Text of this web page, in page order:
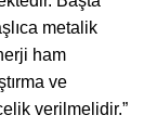
metalik
ham
ve
verilmelidir.”